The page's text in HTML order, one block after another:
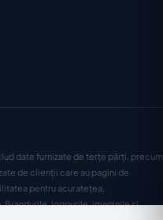
date furnizate de terțe părți, precum
de clienții care au pagini de
pentru acuratețea,
logourile, imaginile și